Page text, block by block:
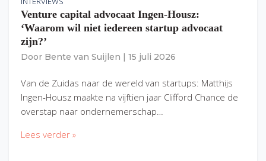
Venture capital advocaat Ingen-Housz:
‘Waarom wil niet iedereen startup advocaat
zijn?’
Door Bente van Suijlen 15 juli 2026
Van de Zuidas naar de wereld van startups: Matthijs
Ingen-Housz maakte na vijftien jaar Clifford Chance de
overstap naar ondernemerschap…
Lees verder »